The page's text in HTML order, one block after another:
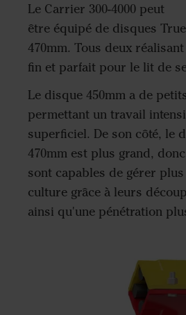
Le Carrier 300-4000 peut
être équipé de disques
470mm. Tous deux
fin et parfait pour le lit de
Le disque 450mm a de
permettant un travail
superficiel. De son côté, le
470mm est plus grand,
sont capables de gérer
culture grâce à leurs
ainsi qu'une pénétration